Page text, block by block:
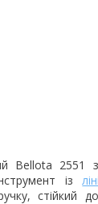
Bellota 2551
із
стійкий